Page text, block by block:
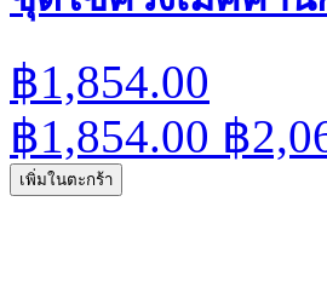
฿1,854.00
฿1,854.00 ฿
เพิ่มในตะกร้า